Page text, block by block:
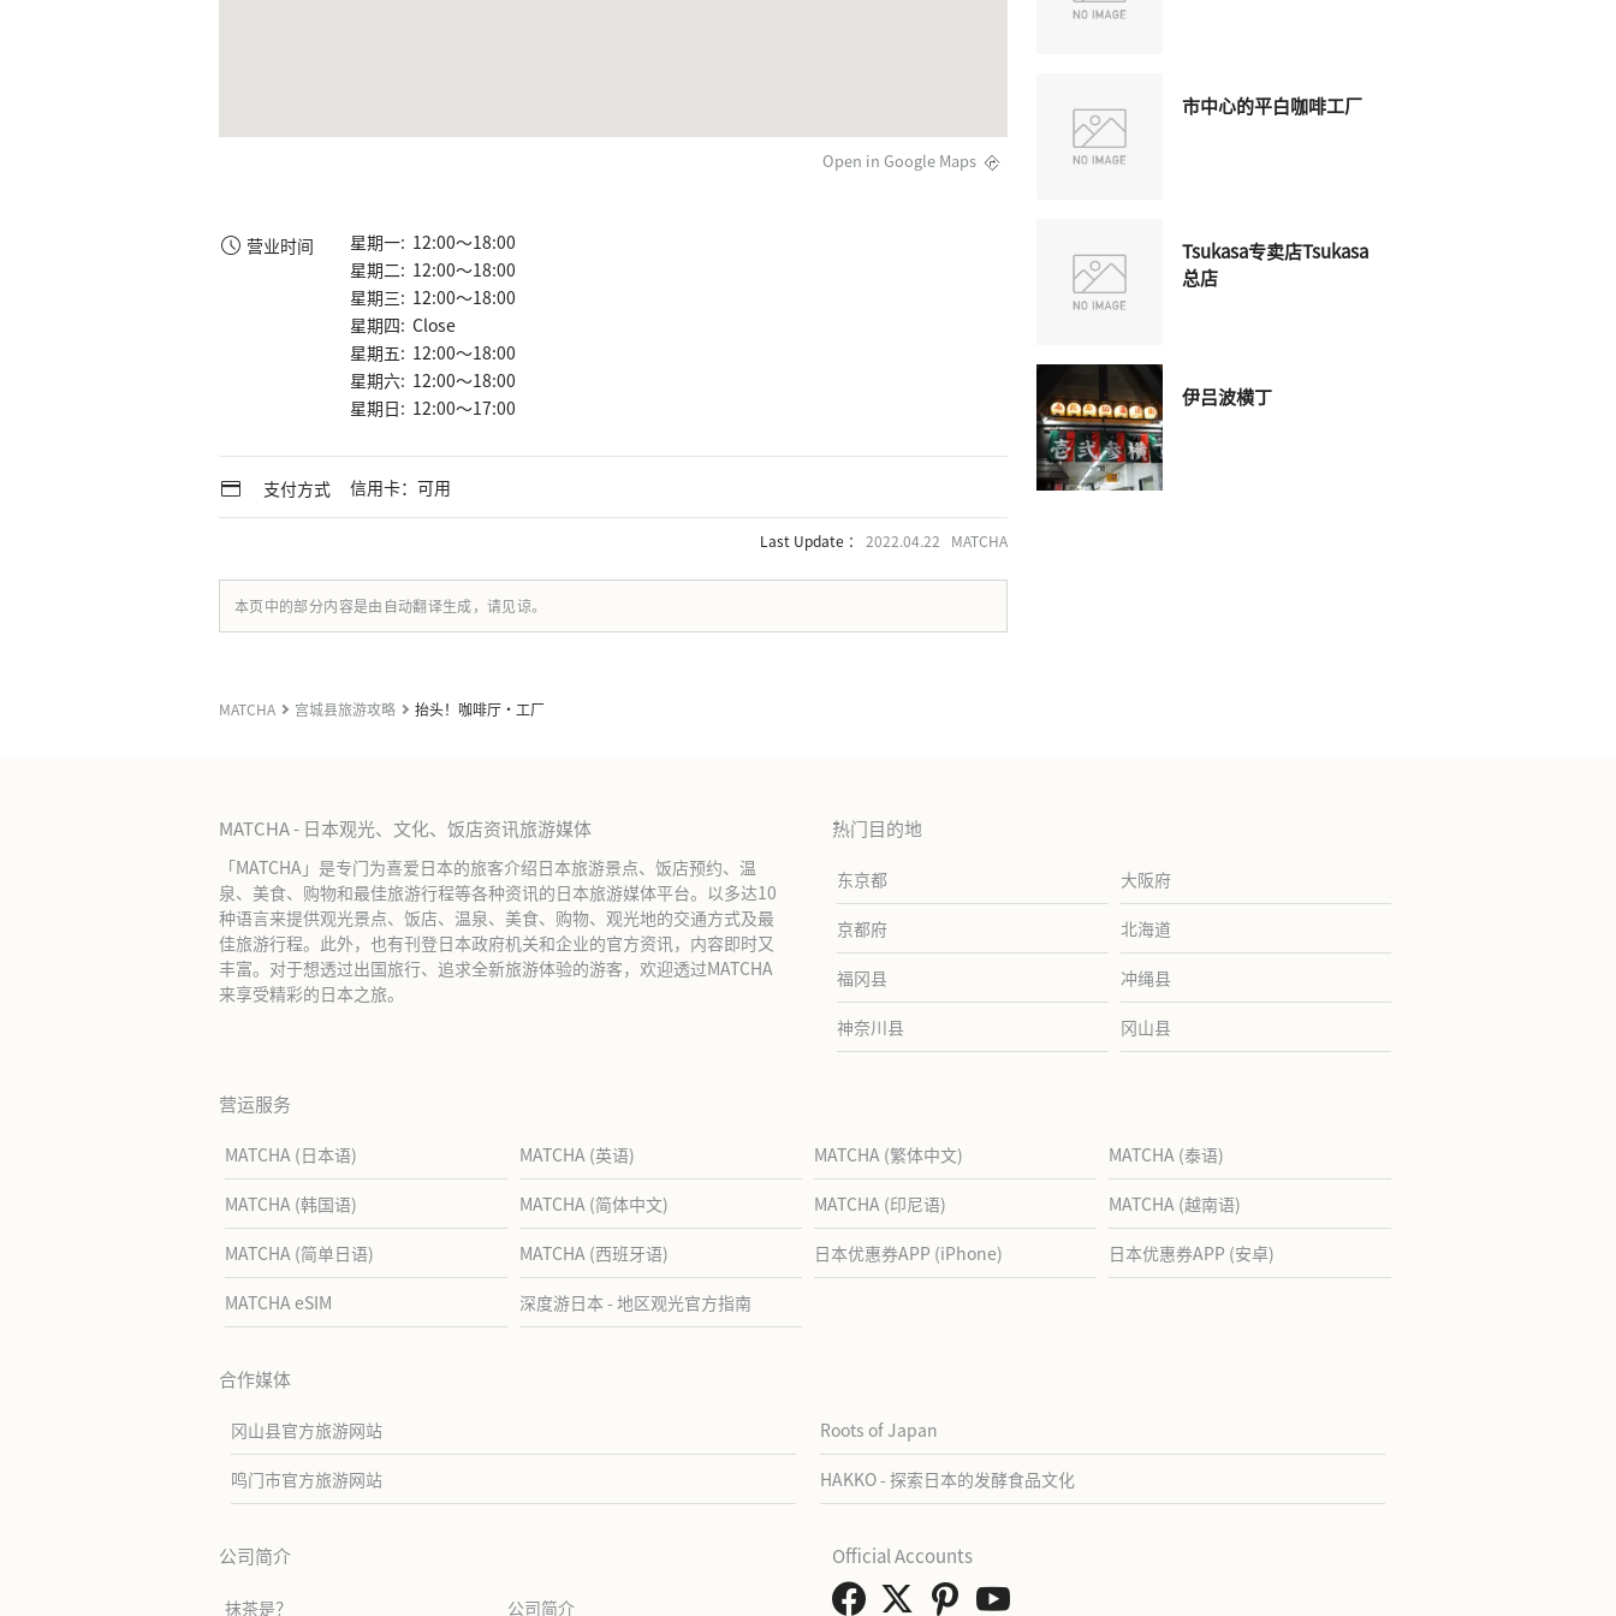
Open in Google Maps
营业时间
星期一: 12:00～18:00
星期二: 12:00～18:00
星期三: 12:00～18:00
星期四: Close
星期五: 12:00～18:00
星期六: 12:00～18:00
星期日: 12:00～17:00
支付方式 信用卡：可用
Last Update ： 2022.04.22 MATCHA
本页中的部分内容是由自动翻译生成，请见谅。
市中心的平白咖啡工厂
Tsukasa专卖店Tsukasa
总店
伊吕波横丁
MATCHA 宫城县旅游攻略 抬头！咖啡厅・工厂
MATCHA - 日本观光、文化、饭店资讯旅游媒体
「MATCHA」是专门为喜爱日本的旅客介绍日本旅游景点、饭店预约、温
泉、美食、购物和最佳旅游行程等各种资讯的日本旅游媒体平台。以多达10
种语言来提供观光景点、饭店、温泉、美食、购物、观光地的交通方式及最
佳旅游行程。此外，也有刊登日本政府机关和企业的官方资讯，内容即时又
丰富。对于想透过出国旅行、追求全新旅游体验的游客，欢迎透过MATCHA
来享受精彩的日本之旅。
热门目的地
东京都 大阪府
京都府 北海道
福冈县 冲绳县
神奈川县 冈山县
营运服务
MATCHA (日本语) MATCHA (英语) MATCHA (繁体中文) MATCHA (泰语)
MATCHA (韩国语) MATCHA (简体中文) MATCHA (印尼语) MATCHA (越南语)
MATCHA (简单日语) MATCHA (西班牙语) 日本优惠券APP (iPhone) 日本优惠券APP (安卓)
MATCHA eSIM 深度游日本 - 地区观光官方指南
合作媒体
冈山县官方旅游网站 Roots of Japan
鸣门市官方旅游网站 HAKKO - 探索日本的发酵食品文化
公司简介
抹茶是？ 公司简介
Official Accounts